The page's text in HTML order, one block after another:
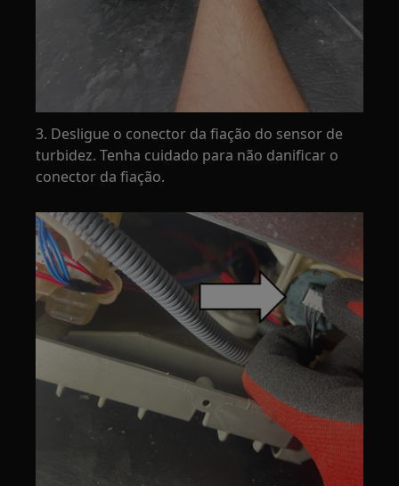
3. Desligue o conector da fiação do sensor de
turbidez. Tenha cuidado para não danificar o
conector da fiação.